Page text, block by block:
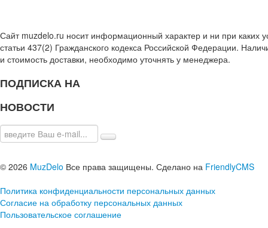
Сайт muzdelo.ru носит информационный характер и ни при
статьи 437(2) Гражданского кодекса Российской Федерации.
и стоимость доставки, необходимо уточнять у менеджера.
ПОДПИСКА НА
НОВОСТИ
© 2026 MuzDelo Все права защищены. Сделано на FriendlyCMS
Политика конфиденциальности персональных данных
Согласие на обработку персональных данных
Пользовательское соглашение